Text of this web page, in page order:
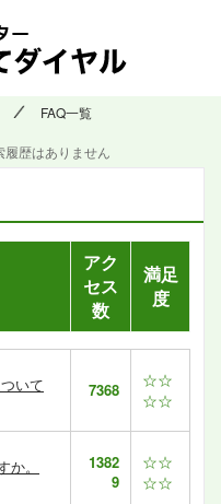
FAQ一覧
履歴はありません
アク
セス
数
満足
度
いて 7368
☆☆
☆☆
。
1382
9
☆☆
☆☆